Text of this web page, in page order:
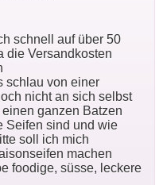
schnell auf über 50
die Versandkosten
schlau von einer
nicht an sich selbst
ganzen Batzen
Seifen sind und wie
soll ich mich
machen
foodige, süsse, leckere